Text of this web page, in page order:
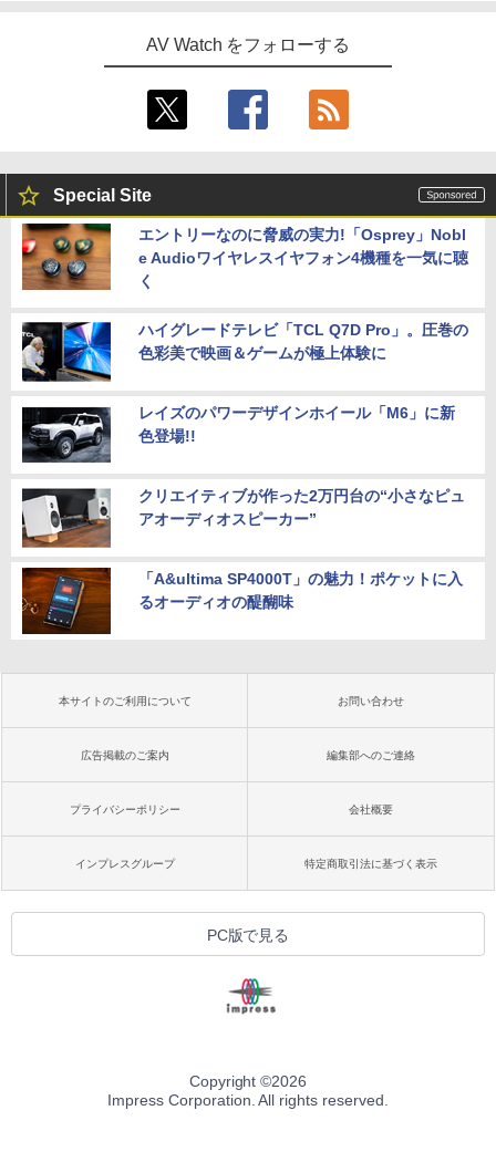
AV Watch をフォローする
Special Site
エントリーなのに脅威の実力!「Osprey」Nobl
e Audioワイヤレスイヤフォン4機種を一気に聴
く
ハイグレードテレビ「TCL Q7D Pro」。圧巻の
色彩美で映画＆ゲームが極上体験に
レイズのパワーデザインホイール「M6」に新
色登場!!
クリエイティブが作った2万円台の“小さなピュ
アオーディオスピーカー”
「A&ultima SP4000T」の魅力！ポケットに入
るオーディオの醍醐味
本サイトのご利用について お問い合わせ
広告掲載のご案内 編集部へのご連絡
プライバシーポリシー 会社概要
インプレスグループ 特定商取引法に基づく表示
PC版で見る
Copyright ©2026
Impress Corporation. All rights reserved.